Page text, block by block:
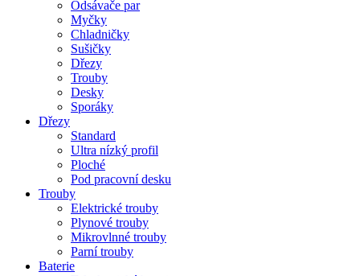
Odsávače par
Myčky
Chladničky
Sušičky
Dřezy
Trouby
Desky
Sporáky
Dřezy
Standard
Ultra nízký profil
Ploché
Pod pracovní desku
Trouby
Elektrické trouby
Plynové trouby
Mikrovlnné trouby
Parní trouby
Baterie